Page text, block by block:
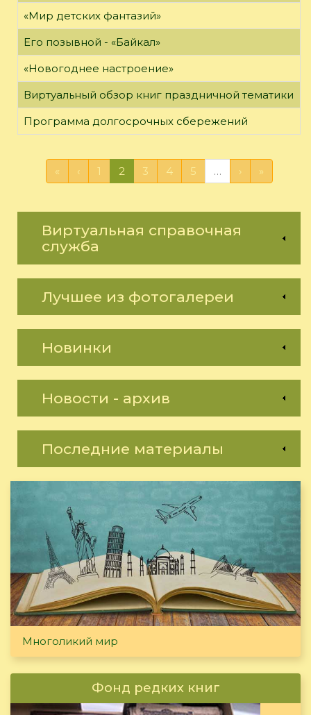
«Мир детских фантазий»
Его позывной - «Байкал»
«Новогоднее настроение»
Виртуальный обзор книг праздничной тематики
Программа долгосрочных сбережений
« ‹ 1 2 3 4 5 … › »
Виртуальная справочная
служба
Лучшее из фотогалереи
Новинки
Новости - архив
Последние материалы
Многоликий мир
Фонд редких книг